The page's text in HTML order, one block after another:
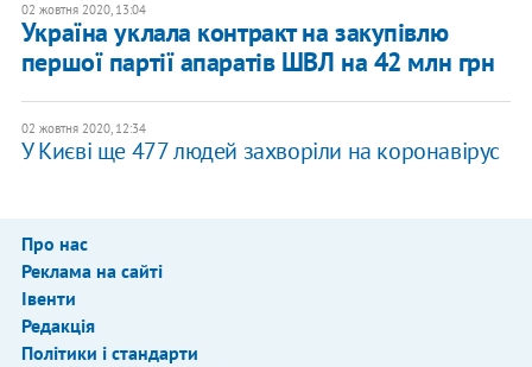
02 жовтня 2020, 13:04
Україна уклала контракт на закупівлю
першої партії апаратів ШВЛ на 42 млн грн
02 жовтня 2020, 12:34
У Києві ще 477 людей захворіли на коронавірус
Про нас
Реклама на сайті
Івенти
Редакція
Політики і стандарти